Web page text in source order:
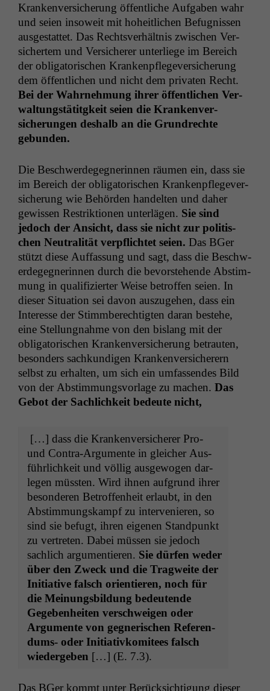
Kranken­ver­sicherung öffentliche Auf­gaben wahr
und seien insoweit mit hoheitlichen Befug­nis­sen
aus­ges­tat­tet. Das Rechtsver­hält­nis zwis­chen Ver­
sichertem und Ver­sicher­er unter­liege im Bere­ich
der oblig­a­torischen Krankenpflegev­er­sicherung
dem öffentlichen und nicht dem pri­vat­en Recht.
Bei der Wahrnehmung ihrer öffentlichen Ver­
wal­tungstätit­gkeit seien die Kranken­ver­
sicherun­gen deshalb an die Grun­drechte
gebunden.
Die Beschw­erdegeg­ner­in­nen räu­men ein, dass sie
im Bere­ich der oblig­a­torischen Krankenpflegev­er­
sicherung wie Behör­den han­del­ten und daher
gewis­sen Restrik­tio­nen unter­lä­gen. Sie sind
jedoch der Ansicht, dass sie nicht zur poli­tis­
chen Neu­tral­ität verpflichtet seien. Das BGer
stützt diese Auf­fas­sung und sagt, dass die Beschw­
erdegeg­ner­in­nen durch die bevorste­hende Abstim­
mung in qual­i­fiziert­er Weise betrof­fen seien. In
dieser Sit­u­a­tion sei davon auszuge­hen, dass ein
Inter­esse der Stimm­berechtigten daran beste­he,
eine Stel­lung­nahme von den bis­lang mit der
oblig­a­torischen Kranken­ver­sicherung betraut­en,
beson­ders sachkundi­gen Kranken­ver­sicher­ern
selb­st zu erhal­ten, um sich ein umfassendes Bild
von der Abstim­mungsvor­lage zu machen. Das
Gebot der Sach­lichkeit bedeute nicht,
[…] dass die Kranken­ver­sicher­er Pro-
und Con­tra-Argu­mente in gle­ich­er Aus­
führlichkeit und völ­lig aus­ge­wogen dar­
legen müssten. Wird ihnen auf­grund ihrer
beson­deren Betrof­fen­heit erlaubt, in den
Abstim­mungskampf zu inter­ve­nieren, so
sind sie befugt, ihren eige­nen Stand­punkt
zu vertreten. Dabei müssen sie jedoch
sach­lich argu­men­tieren. Sie dür­fen wed­er
über den Zweck und die Trag­weite der
Ini­tia­tive falsch ori­en­tieren, noch für
die Mei­n­ungs­bil­dung bedeu­tende
Gegeben­heit­en ver­schweigen oder
Argu­mente von geg­ner­ischen Ref­er­en­
dums- oder Ini­tia­tivkomi­tees falsch
wiedergeben […] (E. 7.3).
Das BGer kommt unter Berück­sich­ti­gung dieser